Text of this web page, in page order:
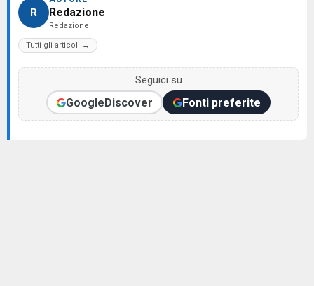
R Redazione
Redazione
Tutti gli articoli →
Seguici su
GoogleDiscover Fonti preferite